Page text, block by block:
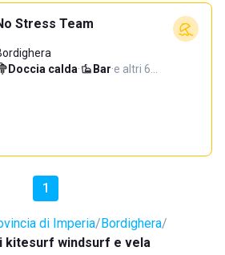
Stress Team
Doccia calda· Bar·e altri 6…
1
di Imperia Bordighera
kitesurf windsurf e vela